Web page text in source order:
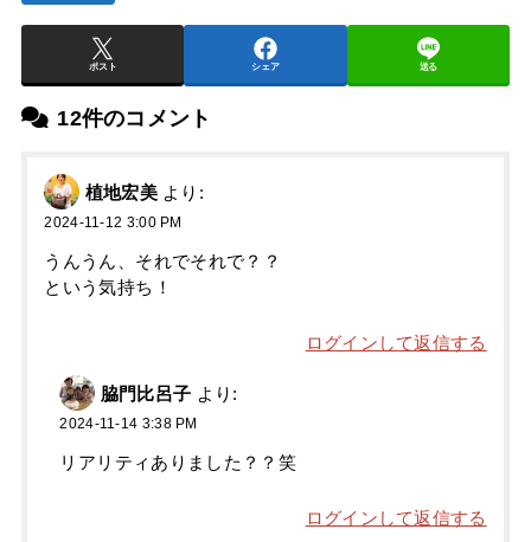
ポスト シェア 送る
12件のコメント
植地宏美 より:
2024-11-12 3:00 PM
うんうん、それでそれで？？
という気持ち！
ログインして返信する
脇門比呂子 より:
2024-11-14 3:38 PM
リアリティありました？？笑
ログインして返信する